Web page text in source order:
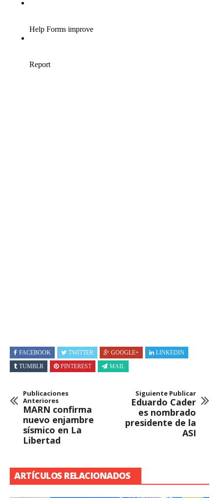
FACEBOOK TWITTER GOOGLE+
LINKEDIN
TUMBLR
PINTEREST MAIL
Publicaciones
Anteriores
MARN confirma
nuevo enjambre
sísmico en La
Libertad
Siguiente Publicar
Eduardo Cader
es nombrado
presidente de la
ASI
ARTÍCULOS RELACIONADOS